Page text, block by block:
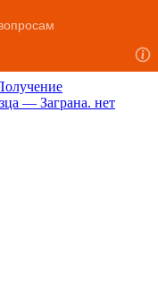
— Заграна. нет